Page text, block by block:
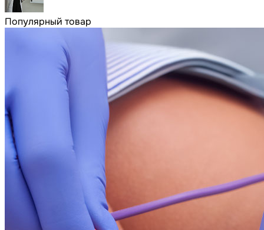
Популярный товар